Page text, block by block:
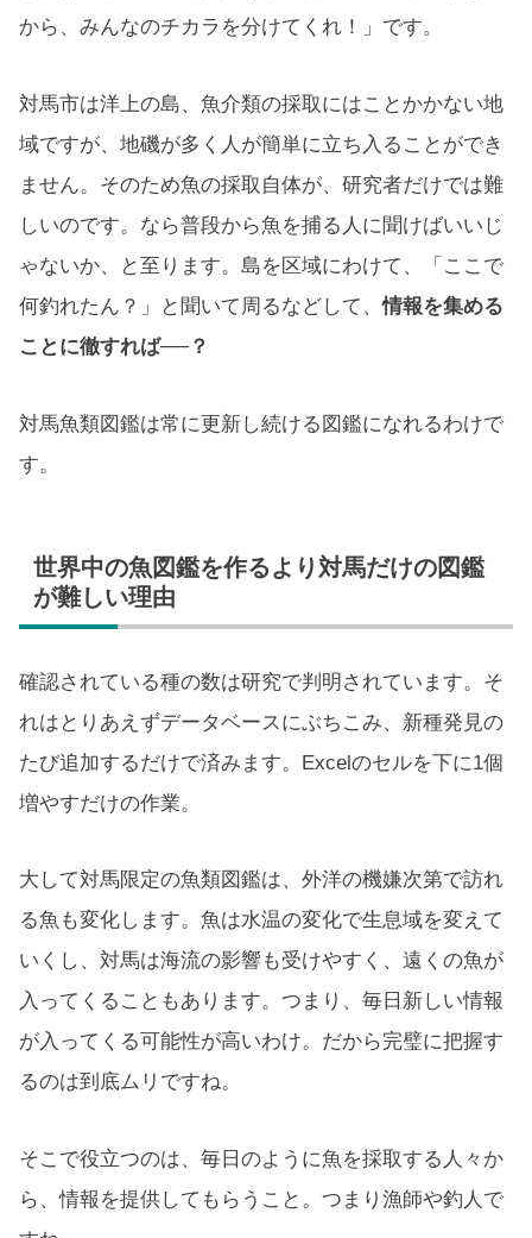
から、みんなのチカラを分けてくれ！」です。
対馬市は洋上の島、魚介類の採取にはことかかない地
域ですが、地磯が多く人が簡単に立ち入ることができ
ません。そのため魚の採取自体が、研究者だけでは難
しいのです。なら普段から魚を捕る人に聞けばいいじ
ゃないか、と至ります。島を区域にわけて、「ここで
何釣れたん？」と聞いて周るなどして、情報を集める
ことに徹すれば──？
対馬魚類図鑑は常に更新し続ける図鑑になれるわけで
す。
世界中の魚図鑑を作るより対馬だけの図鑑
が難しい理由
確認されている種の数は研究で判明されています。そ
れはとりあえずデータベースにぶちこみ、新種発見の
たび追加するだけで済みます。Excelのセルを下に1個
増やすだけの作業。
大して対馬限定の魚類図鑑は、外洋の機嫌次第で訪れ
る魚も変化します。魚は水温の変化で生息域を変えて
いくし、対馬は海流の影響も受けやすく、遠くの魚が
入ってくることもあります。つまり、毎日新しい情報
が入ってくる可能性が高いわけ。だから完璧に把握す
るのは到底ムリですね。
そこで役立つのは、毎日のように魚を採取する人々か
ら、情報を提供してもらうこと。つまり漁師や釣人で